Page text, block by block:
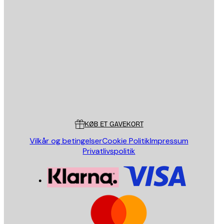
KØB ET GAVEKORT
Vilkår og betingelserCookie PolitikImpressum
Privatlivspolitik